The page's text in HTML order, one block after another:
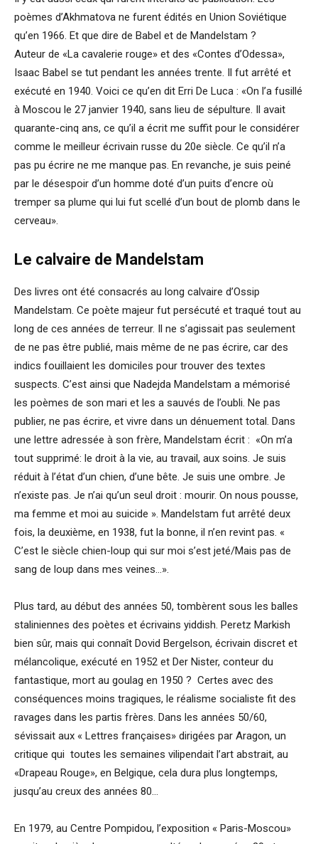
poèmes d’Akhmatova ne furent édités en Union Soviétique
qu’en 1966. Et que dire de Babel et de Mandelstam ?
Auteur de «La cavalerie rouge» et des «Contes d’Odessa»,
Isaac Babel se tut pendant les années trente. Il fut arrêté et
exécuté en 1940. Voici ce qu’en dit Erri De Luca : «On l’a fusillé
à Moscou le 27 janvier 1940, sans lieu de sépulture. Il avait
quarante-cinq ans, ce qu’il a écrit me suffit pour le considérer
comme le meilleur écrivain russe du 20e siècle. Ce qu’il n’a
pas pu écrire ne me manque pas. En revanche, je suis peiné
par le désespoir d’un homme doté d’un puits d’encre où
tremper sa plume qui lui fut scellé d’un bout de plomb dans le
cerveau».
Le calvaire de Mandelstam
Des livres ont été consacrés au long calvaire d’Ossip
Mandelstam. Ce poète majeur fut persécuté et traqué tout au
long de ces années de terreur. Il ne s’agissait pas seulement
de ne pas être publié, mais même de ne pas écrire, car des
indics fouillaient les domiciles pour trouver des textes
suspects. C’est ainsi que Nadejda Mandelstam a mémorisé
les poèmes de son mari et les a sauvés de l’oubli. Ne pas
publier, ne pas écrire, et vivre dans un dénuement total. Dans
une lettre adressée à son frère, Mandelstam écrit : «On m’a
tout supprimé: le droit à la vie, au travail, aux soins. Je suis
réduit à l’état d’un chien, d’une bête. Je suis une ombre. Je
n’existe pas. Je n’ai qu’un seul droit : mourir. On nous pousse,
ma femme et moi au suicide ». Mandelstam fut arrêté deux
fois, la deuxième, en 1938, fut la bonne, il n’en revint pas. «
C’est le siècle chien-loup qui sur moi s’est jeté/Mais pas de
sang de loup dans mes veines…».
Plus tard, au début des années 50, tombèrent sous les balles
staliniennes des poètes et écrivains yiddish. Peretz Markish
bien sûr, mais qui connaît Dovid Bergelson, écrivain discret et
mélancolique, exécuté en 1952 et Der Nister, conteur du
fantastique, mort au goulag en 1950 ? Certes avec des
conséquences moins tragiques, le réalisme socialiste fit des
ravages dans les partis frères. Dans les années 50/60,
sévissait aux « Lettres françaises» dirigées par Aragon, un
critique qui toutes les semaines vilipendait l’art abstrait, au
«Drapeau Rouge», en Belgique, cela dura plus longtemps,
jusqu’au creux des années 80…
En 1979, au Centre Pompidou, l’exposition « Paris-Moscou»